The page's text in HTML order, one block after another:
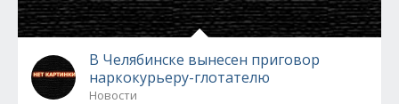
В Челябинске вынесен приговор
наркокурьеру-глотателю
Новости